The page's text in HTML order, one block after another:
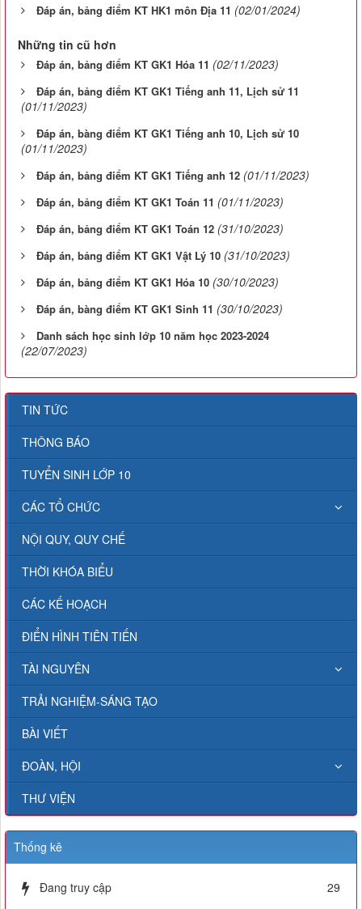
Đáp án, bảng điểm KT HK1 môn Địa 11 (02/01/2024)
Những tin cũ hơn
Đáp án, bảng điểm KT GK1 Hóa 11 (02/11/2023)
Đáp án, bảng điểm KT GK1 Tiếng anh 11, Lịch sử 11
(01/11/2023)
Đáp án, bàng điểm KT GK1 Tiếng anh 10, Lịch sử 10
(01/11/2023)
Đáp án, bảng điểm KT GK1 Tiếng anh 12 (01/11/2023)
Đáp án, bảng điểm KT GK1 Toán 11 (01/11/2023)
Đáp án, bảng điểm KT GK1 Toán 12 (31/10/2023)
Đáp án, bảng điểm KT GK1 Vật Lý 10 (31/10/2023)
Đáp án, bảng điểm KT GK1 Hóa 10 (30/10/2023)
Đáp án, bàng điểm KT GK1 Sinh 11 (30/10/2023)
Danh sách học sinh lớp 10 năm học 2023-2024
(22/07/2023)
TIN TỨC
THÔNG BÁO
TUYỂN SINH LỚP 10
CÁC TỔ CHỨC
NỘI QUY, QUY CHẾ
THỜI KHÓA BIỂU
CÁC KẾ HOẠCH
ĐIỂN HÌNH TIÊN TIẾN
TÀI NGUYÊN
TRẢI NGHIỆM-SÁNG TẠO
BÀI VIẾT
ĐOÀN, HỘI
THƯ VIỆN
Thống kê
Đang truy cập 29